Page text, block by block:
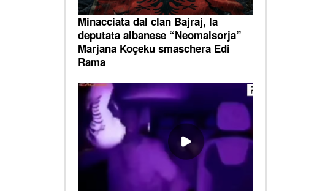
Minacciata dal clan Bajraj, la
deputata albanese “Neomalsorja”
Marjana Koçeku smaschera Edi
Rama